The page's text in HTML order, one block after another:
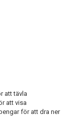
att tävla
att visa
för att dra ner